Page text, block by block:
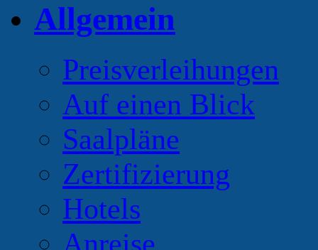
Allgemein
Preisverleihungen
Auf einen Blick
Saalpläne
Zertifizierung
Hotels